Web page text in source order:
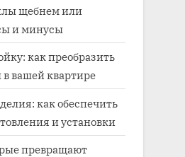
щебнем или
и минусы
как преобразить
в вашей квартире
как обеспечить
и установки
превращают